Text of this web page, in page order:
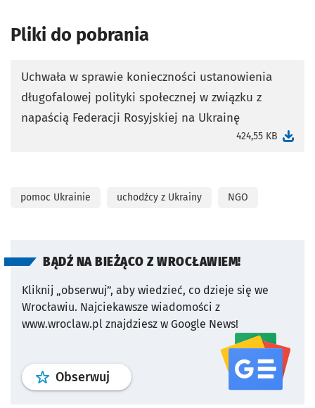
Pliki do pobrania
Uchwała w sprawie konieczności ustanowienia
długofalowej polityki społecznej w związku z
napaścią Federacji Rosyjskiej na Ukrainę
424,55 KB
otworzy się w nowej karcie
pomoc Ukrainie uchodźcy z Ukrainy NGO
BĄDŹ NA BIEŻĄCO Z WROCŁAWIEM!
Kliknij „obserwuj”, aby wiedzieć, co dzieje się we
Wrocławiu. Najciekawsze wiadomości z
www.wroclaw.pl znajdziesz w Google News!
Obserwuj profil serwisu